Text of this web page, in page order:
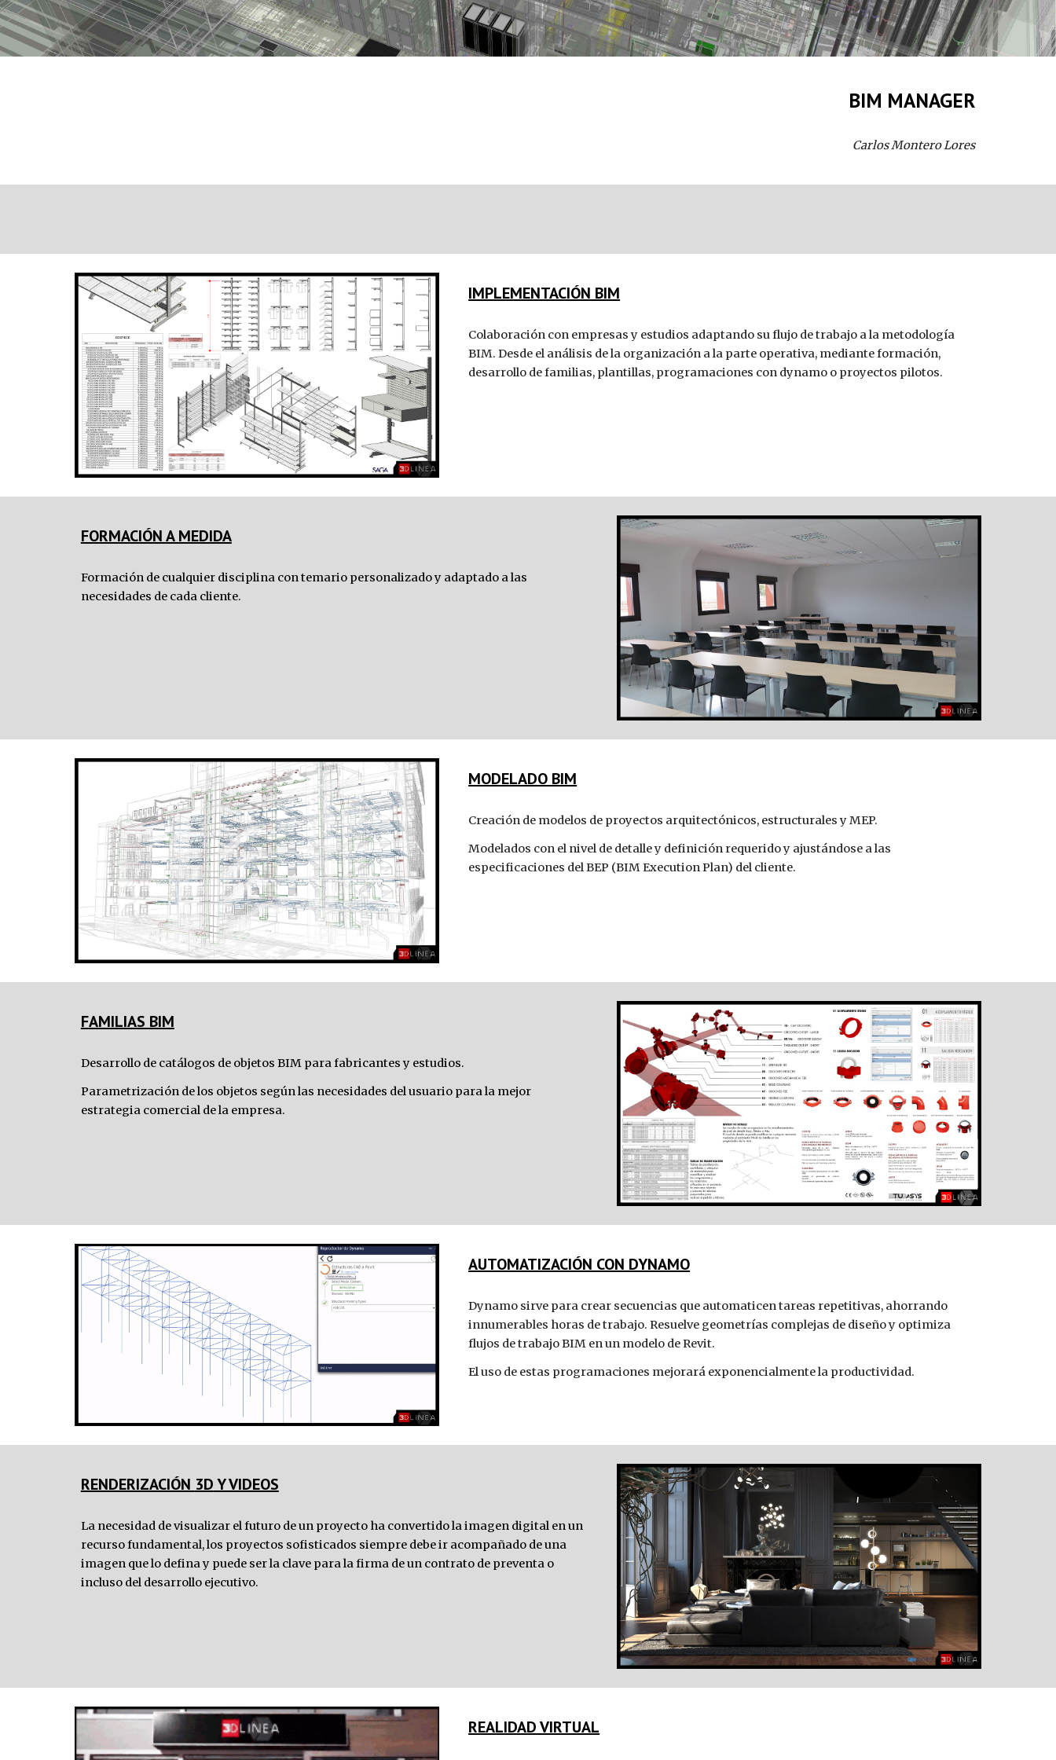
BIM MANAGER
Carlos Montero Lores
IMPLEMENTACIÓN BIM
Colaboración con empresas y estudios adaptando su flujo de trabajo a la metodología
BIM. Desde el análisis de la organización a la parte operativa, mediante formación,
desarrollo de familias, plantillas, programaciones con dynamo o proyectos pilotos.
FORMACIÓN A MEDIDA
Formación de cualquier disciplina con temario personalizado y adaptado a las
necesidades de cada cliente.
MODELADO BIM
Creación de modelos de proyectos arquitectónicos, estructurales y MEP.
Modelados con el nivel de detalle y definición requerido y ajustándose a las
especificaciones del BEP (BIM Execution Plan) del cliente.
FAMILIAS BIM
Desarrollo de catálogos de objetos BIM para fabricantes y estudios.
Parametrización de los objetos según las necesidades del usuario para la mejor
estrategia comercial de la empresa.
AUTOMATIZACIÓN CON DYNAMO
Dynamo sirve para crear secuencias que automaticen tareas repetitivas, ahorrando
innumerables horas de trabajo. Resuelve geometrías complejas de diseño y optimiza
flujos de trabajo BIM en un modelo de Revit.
El uso de estas programaciones mejorará exponencialmente la productividad.
RENDERIZACIÓN 3D Y VIDEOS
La necesidad de visualizar el futuro de un proyecto ha convertido la imagen digital en un
recurso fundamental, los proyectos sofisticados siempre debe ir acompañado de una
imagen que lo defina y puede ser la clave para la firma de un contrato de preventa o
incluso del desarrollo ejecutivo.
REALIDAD VIRTUAL